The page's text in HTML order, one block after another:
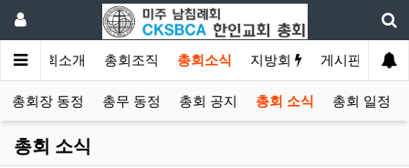
총회소개 총회조직 총회소식 지방회 게시판 자
총회장 동정 총무 동정 총회 공지 총회 소식 총회 일정
총회 소식